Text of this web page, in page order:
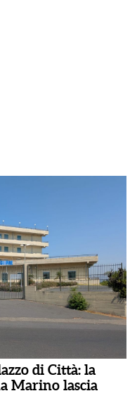
di Città: la
Marino lascia